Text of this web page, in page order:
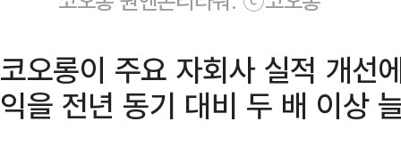
코오롱이 주요 자회사 실적 개선
익을 전년 동기 대비 두 배 이상